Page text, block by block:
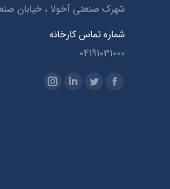
شهرک صنعتی آخولا ، خیابان
شماره تماس کارخانه
04191031000
Find us on:
Facebook
Twitter
Linkedin
Instagram